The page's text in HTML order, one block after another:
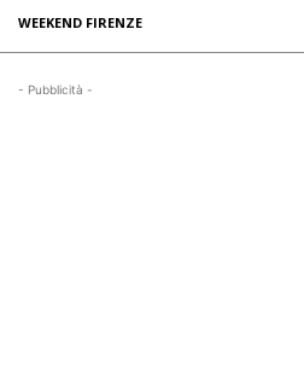
WEEKEND FIRENZE
- Pubblicità -